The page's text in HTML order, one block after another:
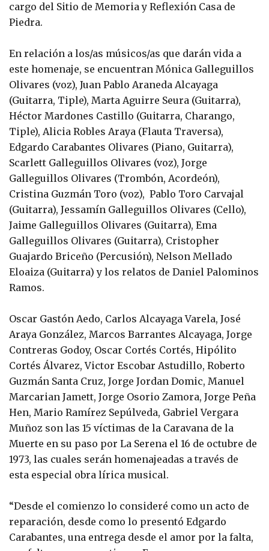
cargo del Sitio de Memoria y Reflexión Casa de
Piedra.
En relación a los/as músicos/as que darán vida a
este homenaje, se encuentran Mónica Galleguillos
Olivares (voz), Juan Pablo Araneda Alcayaga
(Guitarra, Tiple), Marta Aguirre Seura (Guitarra),
Héctor Mardones Castillo (Guitarra, Charango,
Tiple), Alicia Robles Araya (Flauta Traversa),
Edgardo Carabantes Olivares (Piano, Guitarra),
Scarlett Galleguillos Olivares (voz), Jorge
Galleguillos Olivares (Trombón, Acordeón),
Cristina Guzmán Toro (voz), Pablo Toro Carvajal
(Guitarra), Jessamín Galleguillos Olivares (Cello),
Jaime Galleguillos Olivares (Guitarra), Ema
Galleguillos Olivares (Guitarra), Cristopher
Guajardo Briceño (Percusión), Nelson Mellado
Eloaiza (Guitarra) y los relatos de Daniel Palominos
Ramos.
Oscar Gastón Aedo, Carlos Alcayaga Varela, José
Araya González, Marcos Barrantes Alcayaga, Jorge
Contreras Godoy, Oscar Cortés Cortés, Hipólito
Cortés Álvarez, Victor Escobar Astudillo, Roberto
Guzmán Santa Cruz, Jorge Jordan Domic, Manuel
Marcarian Jamett, Jorge Osorio Zamora, Jorge Peña
Hen, Mario Ramírez Sepúlveda, Gabriel Vergara
Muñoz son las 15 víctimas de la Caravana de la
Muerte en su paso por La Serena el 16 de octubre de
1973, las cuales serán homenajeadas a través de
esta especial obra lírica musical.
“Desde el comienzo lo consideré como un acto de
reparación, desde como lo presentó Edgardo
Carabantes, una entrega desde el amor por la falta,